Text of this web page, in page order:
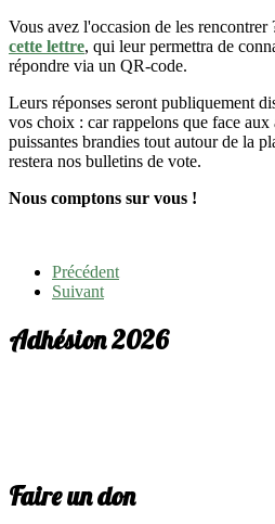
Vous avez l'occasion de les
cette lettre, qui leur permettra de
répondre via un QR-code.
Leurs réponses seront publiquement
vos choix : car rappelons que face aux
puissantes brandies tout autour de la
restera nos bulletins de vote.
Nous comptons sur vous !
Précédent
Suivant
Adhésion 2026
Faire un don